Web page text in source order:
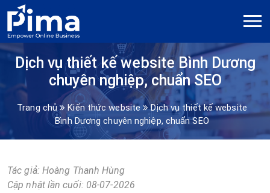
Dịch vụ thiết kế website Bình Dương
chuyên nghiệp, chuẩn SEO
Trang chủ Kiến thức website
Dịch vụ thiết kế website
Bình Dương chuyên nghiệp, chuẩn SEO
Tác giả: Hoàng Thanh Hùng
Cập nhật lần cuối: 08-07-2026